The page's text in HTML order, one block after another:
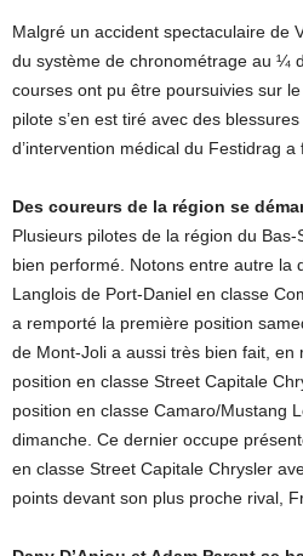
Malgré un accident spectaculaire de
du système de chronométrage au ¼
courses ont pu être poursuivies sur
pilote s’en est tiré avec des
d’intervention médical du Festidrag a
Des coureurs de la région se
Plusieurs pilotes de la région du
bien performé. Notons entre autre la
Langlois de Port-Daniel en classe
a remporté la première position
de Mont-Joli a aussi très bien fait, en
position en classe Street Capitale
position en classe Camaro/Mustang
dimanche. Ce dernier occupe
en classe Street Capitale Chrysler
points devant son plus proche rival,